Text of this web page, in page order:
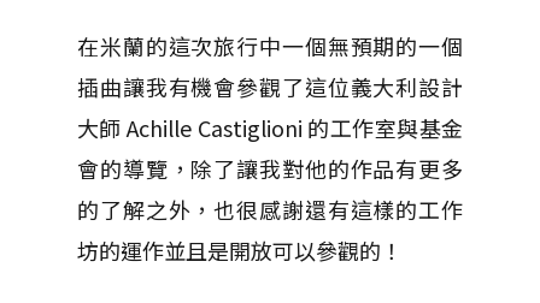
在米蘭的這次旅行中一個無預期的一個
插曲讓我有機會參觀了這位義大利設計
大師 Achille Castiglioni 的工作室與基金
會的導覽，除了讓我對他的作品有更多
的了解之外，也很感謝還有這樣的工作
坊的運作並且是開放可以參觀的！